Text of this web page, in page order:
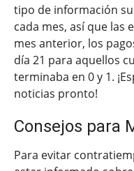
tipo de información
cada mes, así que las
mes anterior, los
día 21 para aquellos
terminaba en 0 y 1.
noticias pronto!
Consejos para
Para evitar